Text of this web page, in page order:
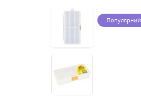
Популярний